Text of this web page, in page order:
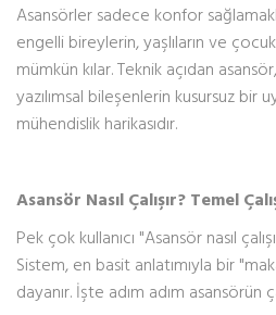
Asansörler sadece konfor
engelli bireylerin, yaşlıların ve
mümkün kılar. Teknik açıdan
yazılımsal bileşenlerin kusursuz bir
mühendislik harikasıdır.
Asansör Nasıl Çalışır? Temel
Pek çok kullanıcı "Asansör nasıl
Sistem, en basit anlatımıyla bir
dayanır. İşte adım adım asansörün